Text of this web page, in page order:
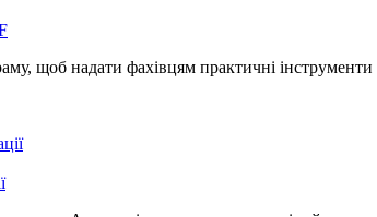
щоб надати фахівцям практичні інструменти